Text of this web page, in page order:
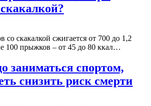
со скакалкой сжигается от 700 до 1,2
100 прыжков – от 45 до 80 ккал…
заниматься спортом,
снизить риск смерти